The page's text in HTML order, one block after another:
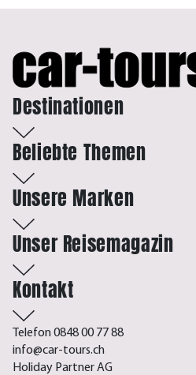
Destinationen
Beliebte Themen
Unsere Marken
Unser Reisemagazin
Kontakt
Telefon 0848 00 77 88
info@car-tours.ch
Holiday Partner AG